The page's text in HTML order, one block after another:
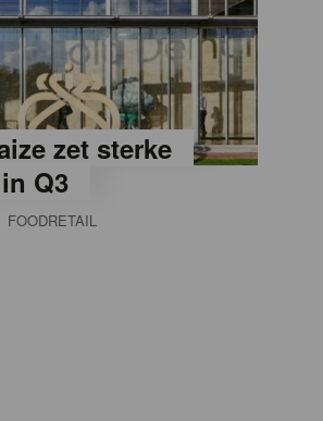
zet sterke
Q3
FOODRETAIL